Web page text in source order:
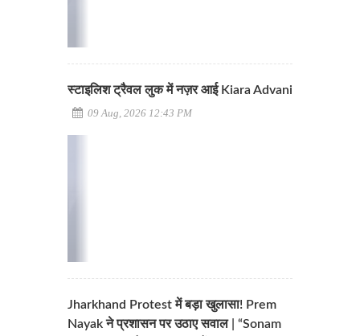
स्टाइलिश ट्रैवल लुक में नज़र आई Kiara Advani
09 Aug, 2026 12:43 PM
Jharkhand Protest में बड़ा खुलासा! Prem
Nayak ने प्रशासन पर उठाए सवाल | “Sonam